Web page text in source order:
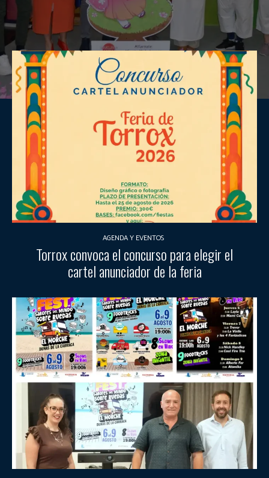
AGENDA Y EVENTOS
Torrox convoca el concurso para elegir el
cartel anunciador de la feria